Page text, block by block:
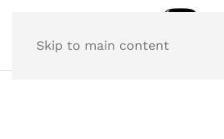
Skip to main content